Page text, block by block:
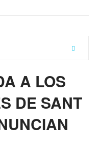
A LOS
DE SANT